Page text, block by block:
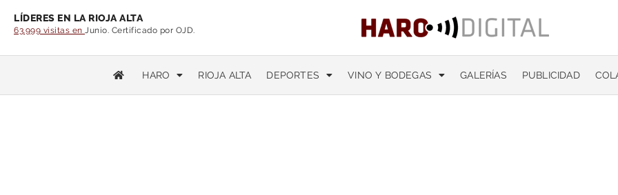
LÍDERES EN LA RIOJA ALTA
63.999 visitas en Junio. Certificado por OJD.
HARO RIOJA ALTA DEPORTES VINO Y BODEGAS GALERÍAS PUBLICIDAD